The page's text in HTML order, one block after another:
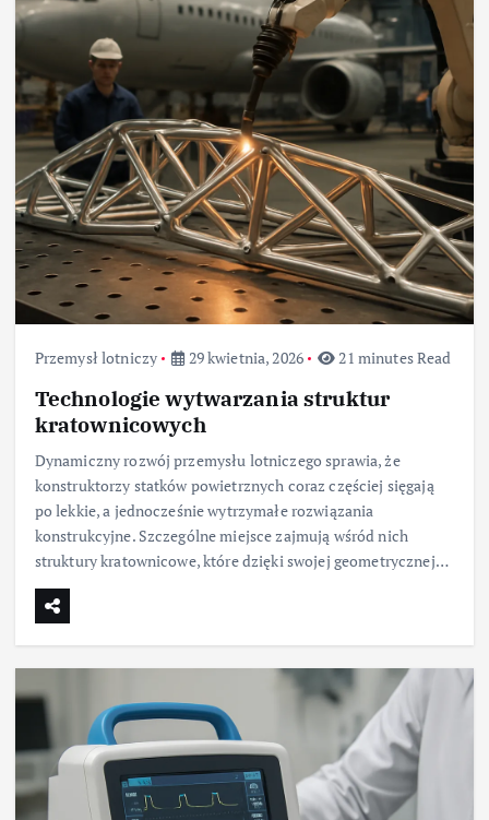
Przemysł lotniczy 29 kwietnia, 2026 21 minutes Read
Technologie wytwarzania struktur
kratownicowych
Dynamiczny rozwój przemysłu lotniczego sprawia, że
konstruktorzy statków powietrznych coraz częściej sięgają
po lekkie, a jednocześnie wytrzymałe rozwiązania
konstrukcyjne. Szczególne miejsce zajmują wśród nich
struktury kratownicowe, które dzięki swojej geometrycznej…